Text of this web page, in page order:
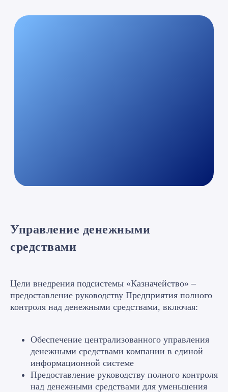
Управление денежными
средствами
Цели внедрения подсистемы «Казначейство» –
предоставление руководству Предприятия полного
контроля над денежными средствами, включая:
Обеспечение централизованного управления
денежными средствами компании в единой
информационной системе
Предоставление руководству полного контроля
над денежными средствами для уменьшения